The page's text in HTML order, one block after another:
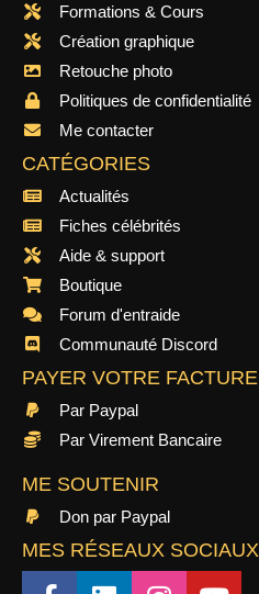
Formations & Cours
Création graphique
Retouche photo
Politiques de confidentialité
Me contacter
CATÉGORIES
Actualités
Fiches célébrités
Aide & support
Boutique
Forum d'entraide
Communauté Discord
PAYER VOTRE FACTURE
Par Paypal
Par Virement Bancaire
ME SOUTENIR
Don par Paypal
MES RÉSEAUX SOCIAUX